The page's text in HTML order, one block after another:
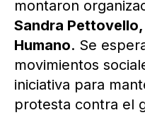
montaron
Sandra
Humano. Se
movimientos
iniciativa para
protesta contra el